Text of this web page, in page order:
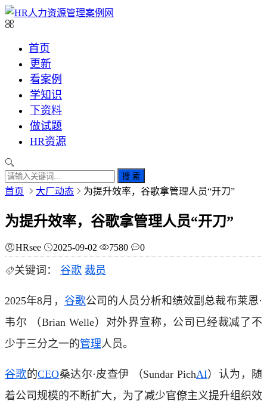
首页
更新
看案例
学知识
下资料
做试题
HR资源
搜 索
首页 大厂动态 为提升效率，谷歌拿管理人员“开刀”
为提升效率，谷歌拿管理人员“开刀”
HRsee 2025-09-02 7580 0
关键词： 谷歌 裁员
2025年8月， 谷歌公司的人员分析和绩效副总裁布莱恩·
韦尔 （Brian Welle）对外界宣称，公司已经裁减了不
少于三分之一的管理人员。
谷歌的CEO桑达尔·皮查伊 （Sundar PichAI）认为，随
着公司规模的不断扩大，为了减少官僚主义提升组织效